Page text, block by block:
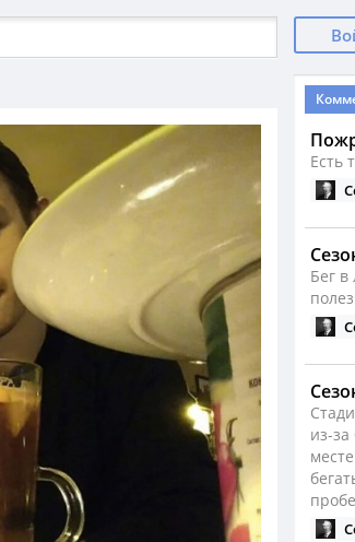
Есть
Бег
из-за